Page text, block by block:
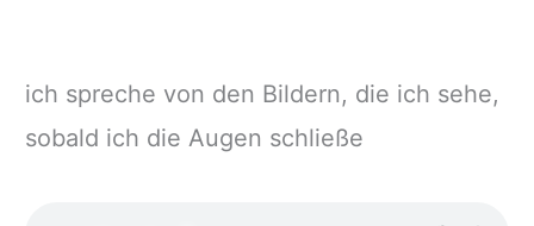
ich spreche von den Bildern, die ich sehe,
sobald ich die Augen schließe